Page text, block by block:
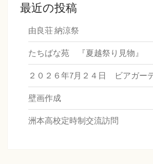
最近の投稿
由良荘 納涼祭
たちばな苑 『夏越祭り見物』
２０２６年7月２４日 ビアガー
壁画作成
洲本高校定時制交流訪問